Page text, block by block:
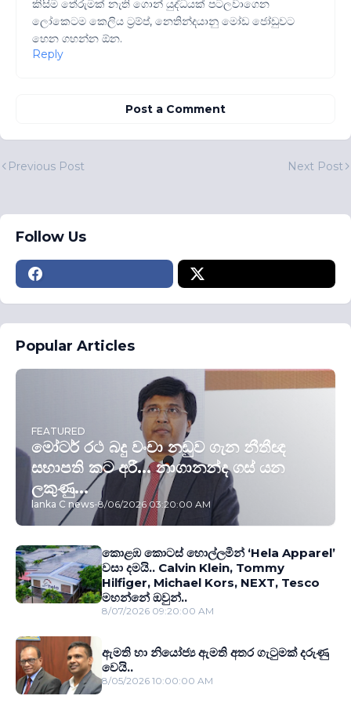
කිසිම තේරුමක් නැති ගොන් යුද්ධයක් පටලවාගෙන
ලෝකෙටම කෙලිය ට්‍රම්ප්, නෙතින්දයානු මෝඩ ජෝඩුවට
හෙන ගහන්න ඕන.
Reply
Post a Comment
Previous Post Next Post
Follow Us
Popular Articles
FEATURED
මෝටර් රථ බදු වංචා නඩුව ගැන නීතීඥ
සභාපති කට අරී... නාගානන්ද ගස් යන
ලකුණු...
lanka C news-8/06/2026 03:20:00 AM
කොළඹ කොටස් හොල්ලමින් ‘Hela Apparel’
වසා දමයි.. Calvin Klein, Tommy
Hilfiger, Michael Kors, NEXT, Tesco
මහන්නේ ඔවුන්..
8/07/2026 09:20:00 AM
ඇමති හා නියෝජ්‍ය ඇමති අතර ගැටුමක් දරුණු
වෙයි..
8/05/2026 10:00:00 AM